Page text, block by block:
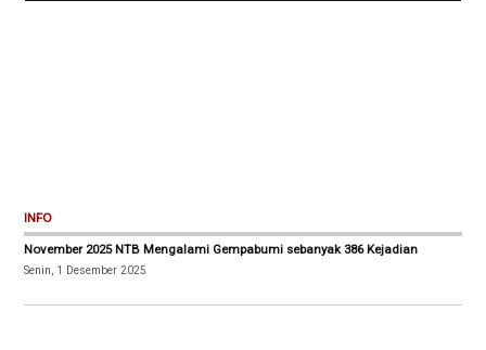
INFO
November 2025 NTB Mengalami Gempabumi sebanyak 386 Kejadian
Senin, 1 Desember 2025